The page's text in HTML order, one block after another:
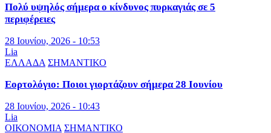
Πολύ υψηλός σήμερα ο κίνδυνος πυρκαγιάς σε 5
περιφέρειες
28 Ιουνίου, 2026 - 10:53
Lia
ΕΛΛΑΔΑ ΣΗΜΑΝΤΙΚΟ
Εορτολόγιο: Ποιοι γιορτάζουν σήμερα 28 Ιουνίου
28 Ιουνίου, 2026 - 10:43
Lia
ΟΙΚΟΝΟΜΙΑ ΣΗΜΑΝΤΙΚΟ